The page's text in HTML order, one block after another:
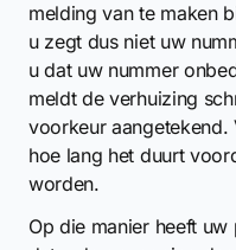
melding van te maken
u zegt dus niet uw
u dat uw nummer
meldt de verhuizing
voorkeur
hoe lang het duurt
worden.
Op die manier heeft